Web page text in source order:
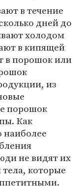
в течение
дней до
холодом
в кипящей
в порошок или
из
порошок
Как
наиболее
не видят их
которые